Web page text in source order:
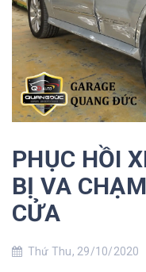
PHỤC HỒI
BỊ VA
CỬA
Thứ Thu, 29/10/2020